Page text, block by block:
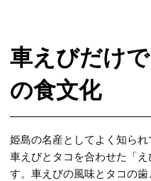
車えびだけ
の食文化
姫島の名産としてよく知られ
車えびとタコを合わせた「
す。車えびの風味とタコの